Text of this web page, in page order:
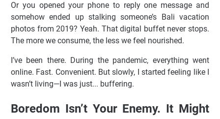
Or you opened your phone to reply one message and
somehow ended up stalking someone’s Bali vacation
photos from 2019? Yeah. That digital buffet never stops.
The more we consume, the less we feel nourished.
I’ve been there. During the pandemic, everything went
online. Fast. Convenient. But slowly, I started feeling like I
wasn’t living—I was just... buffering.
Boredom Isn’t Your Enemy. It Might